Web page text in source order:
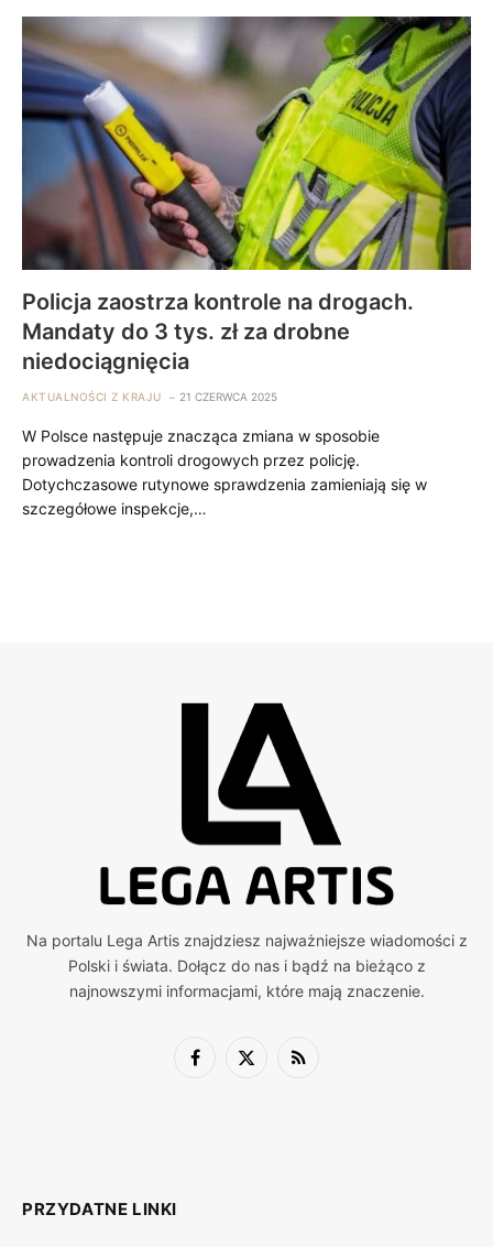
Policja zaostrza kontrole na drogach.
Mandaty do 3 tys. zł za drobne
niedociągnięcia
AKTUALNOŚCI Z KRAJU 21 CZERWCA 2025
W Polsce następuje znacząca zmiana w sposobie
prowadzenia kontroli drogowych przez policję.
Dotychczasowe rutynowe sprawdzenia zamieniają się w
szczegółowe inspekcje,…
Na portalu Lega Artis znajdziesz najważniejsze wiadomości z
Polski i świata. Dołącz do nas i bądź na bieżąco z
najnowszymi informacjami, które mają znaczenie.
Facebook
X
RSS
PRZYDATNE LINKI